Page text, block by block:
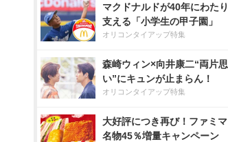
マクドナルドが40年にわたり
支える「小学生の甲子園」
オリコンタイアップ特集
森崎ウィン×向井康二“両片思
い”にキュンが止まらん！
オリコンタイアップ特集
大好評につき再び！ファミマ
名物45％増量キャンペーン